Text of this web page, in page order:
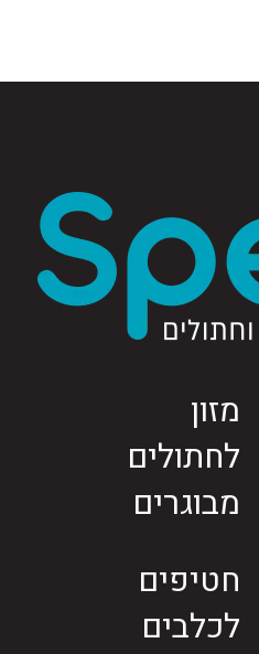
מזון
לחתולים
מבוגרים
חטיפים
לכלבים